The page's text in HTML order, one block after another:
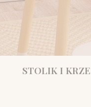
STOLIK I